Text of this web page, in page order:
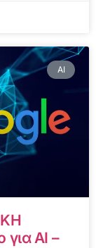
AI
AI –